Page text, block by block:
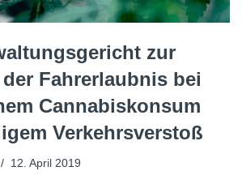
zur
Fahrerlaubnis bei
Cannabiskonsum
Verkehrsverstoß
12. April 2019